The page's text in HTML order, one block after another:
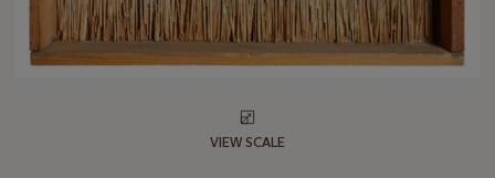
VIEW SCALE